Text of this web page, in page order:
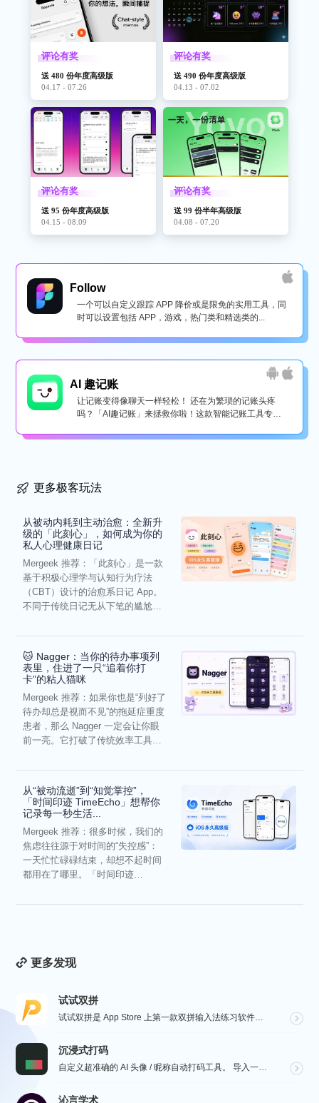
评论有奖
送 480 份年度高级版
04.17 - 07.26
评论有奖
送 490 份年度高级版
04.13 - 07.02
评论有奖
送 95 份年度高级版
04.15 - 08.09
评论有奖
送 99 份半年高级版
04.08 - 07.20
Follow
一个可以自定义跟踪 APP 降价或是限免的实用工具，同
时可以设置包括 APP，游戏，热门类和精选类的...
AI 趣记账
让记账变得像聊天一样轻松！ 还在为繁琐的记账头疼
吗？「AI趣记账」来拯救你啦！这款智能记账工具专为
更多极客玩法
从被动内耗到主动治愈：全新升
级的「此刻心」，如何成为你的
私人心理健康日记
Mergeek 推荐：「此刻心」是一款
基于积极心理学与认知行为疗法
（CBT）设计的治愈系日记 App。
不同于传统日记无从下笔的尴尬，
🐱 Nagger：当你的待办事项列
表里，住进了一只“追着你打
卡”的粘人猫咪
Mergeek 推荐：如果你也是“列好了
待办却总是视而不见”的拖延症重度
患者，那么 Nagger 一定会让你眼
前一亮。它打破了传统效率工具冰
从“被动流逝”到“知觉掌控”，
「时间印迹 TimeEcho」想帮你
记录每一秒生活...
Mergeek 推荐：很多时候，我们的
焦虑往往源于对时间的“失控感”：
一天忙忙碌碌结束，却想不起时间
都用在了哪里。「时间印迹
更多发现
试试双拼
试试双拼是 App Store 上第一款双拼输入法练习软件，通过这个软件你能方便的学习双拼规则，练习...
沉浸式打码
自定义超准确的 AI 头像 / 昵称自动打码工具。 导入一张微信聊天截图，或者抖音/小红书/微博评论...
沁言学术